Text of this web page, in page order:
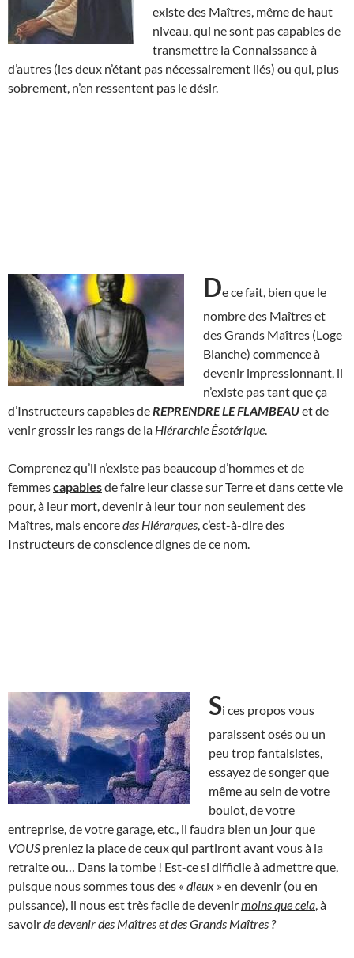
existe des Maîtres, même de haut
niveau, qui ne sont pas capables de
transmettre la Connaissance à
d’autres (les deux n’étant pas nécessairement liés) ou qui, plus
sobrement, n’en ressentent pas le désir.
De ce fait, bien que le
nombre des Maîtres et
des Grands Maîtres (Loge
Blanche) commence à
devenir impressionnant, il
n’existe pas tant que ça
d’Instructeurs capables de REPRENDRE LE FLAMBEAUet de
venir grossir les rangs de la Hiérarchie Ésotérique
Comprenez qu’il n’existe pas beaucoup d’hommes et de
femmescapablesde faire leur classe sur Terre et dans cette vie
pour, à leur mort, devenir à leur tour non seulement des
Maîtres, mais encoredes Hiérarques , c’est-à-dire des
Instructeurs de conscience dignes de ce nom.
Si ces propos vous
paraissent osés ou un
peu trop fantaisistes,
essayez de songer que
même au sein de votre
boulot, de votre
entreprise, de votre garage, etc., il faudra bien un jour que
VOUS preniez la place de ceux qui partiront avant vous à la
retraite ou… Dans la tombe ! Est-ce si difficile à admettre que,
puisque nous sommes tous des « dieux » en devenir (ou en
puissance), il nous est très facile de devenirmoins que cela , à
savoirde devenir des Maîtres et des Grands Maîtres ?